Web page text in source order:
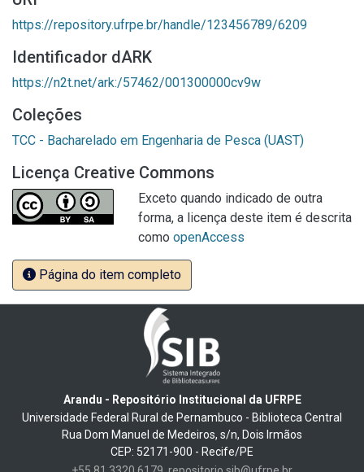
https://repository.ufrpe.br/handle/123456789/6209
Identificador dARK
https://n2t.net/ark:/57462/001300000cv9w
Coleções
TCC - Bacharelado em Engenharia de Pesca (UAST)
Licença Creative Commons
Exceto quando indicado de outra
forma, a licença deste item é descrita
como openAccess
Página do item completo
Arandu - Repositório Institucional da UFRPE
Universidade Federal Rural de Pernambuco - Biblioteca Central
Rua Dom Manuel de Medeiros, s/n, Dois Irmãos
CEP: 52171-900 - Recife/PE